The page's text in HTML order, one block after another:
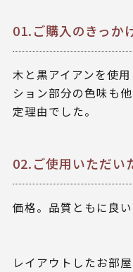
01.ご購入のきっか
木と黒アイアンを使
ション部分の色味も
定理由でした。
02.ご使用いただい
価格。品質ともに良
レイアウトしたお部屋